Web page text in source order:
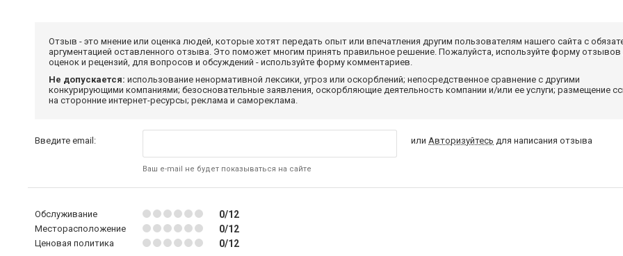
Отзыв - это мнение или оценка людей, которые хотят передать опыт или впечатления другим пользователям нашего сайта с
аргументацией оставленного отзыва. Это поможет многим принять правильное решение. Пожалуйста, используйте форму отзывов
оценок и рецензий, для вопросов и обсуждений - используйте форму комментариев.
Не допускается: использование ненормативной лексики, угроз или оскорблений; непосредственное сравнение с другими
конкурирующими компаниями; безосновательные заявления, оскорбляющие деятельность компании и/или ее услуги; размещение
на сторонние интернет-ресурсы; реклама и самореклама.
Введите email:
Ваш e-mail не будет показываться на сайте
илиАвторизуйтесь для написания отзыва
Обслуживание 0/12
Месторасположение 0/12
Ценовая политика 0/12